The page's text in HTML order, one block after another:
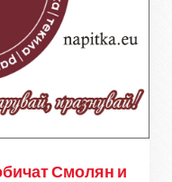
Смолян и